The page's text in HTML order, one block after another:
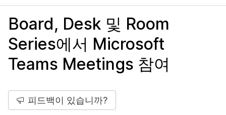
Board, Desk 및 Room
Series에서 Microsoft
Teams Meetings 참여
피드백이 있습니까?